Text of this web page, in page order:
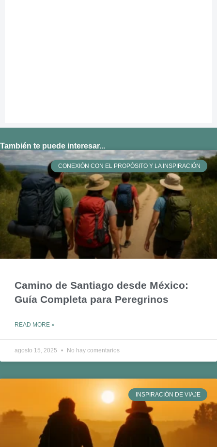
También te puede interesar...
CONEXIÓN CON EL PROPÓSITO Y LA INSPIRACIÓN
Camino de Santiago desde México:
Guía Completa para Peregrinos
READ MORE »
agosto 15, 2025 No hay comentarios
INSPIRACIÓN DE VIAJE